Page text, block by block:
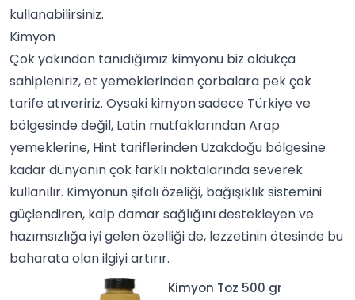
kullanabilirsiniz.
Kimyon
Çok yakından tanıdığımız kimyonu biz oldukça
sahipleniriz,et yemeklerinden çorbalara pek çok
tarife atıveririz. Oysaki kimyonsadece Türkiye ve
bölgesinde değil, Latin mutfaklarından Arap
yemeklerine, Hint tariflerinden Uzakdoğu bölgesine
kadardünyanın çok farklı noktalarında severek
kullanılır. Kimyonun şifalı özeliği, bağışıklık sistemini
güçlendiren, kalp damar sağlığını destekleyen ve
hazımsızlığa iyi gelen özelliği de, lezzetinin ötesinde bu
baharata olan ilgiyi artırır.
Kimyon Toz 500 gr